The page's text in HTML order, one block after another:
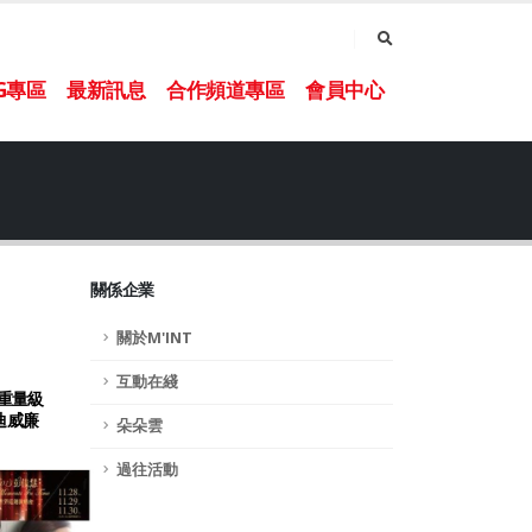
專區 最新訊息 合作頻道專區 會員中心
量級
威廉
關係企業
關於M'INT
互動在綫
朵朵雲
過往活動